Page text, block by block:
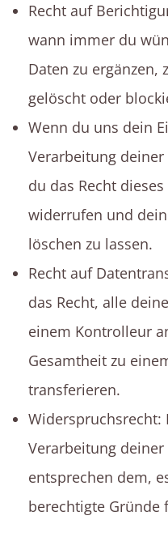
Recht auf
wann immer du
Daten zu ergänzen,
gelöscht oder
Wenn du uns dein
Verarbeitung
du das Recht
widerrufen und
löschen zu lassen.
Recht auf
das Recht, alle
einem Kontrolleur
Gesamtheit zu
transferieren.
Widerspruchsrecht:
Verarbeitung
entsprechen dem,
berechtigte Gründe